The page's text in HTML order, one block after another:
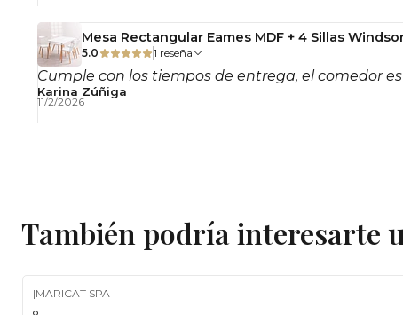
Mesa Rectangular Eames MDF + 4 Sillas
5.0 1 reseña
Cumple con los tiempos de entrega, el comedor
Karina Zúñiga
11/2/2026
También podría interesarte
|MARICAT SPA